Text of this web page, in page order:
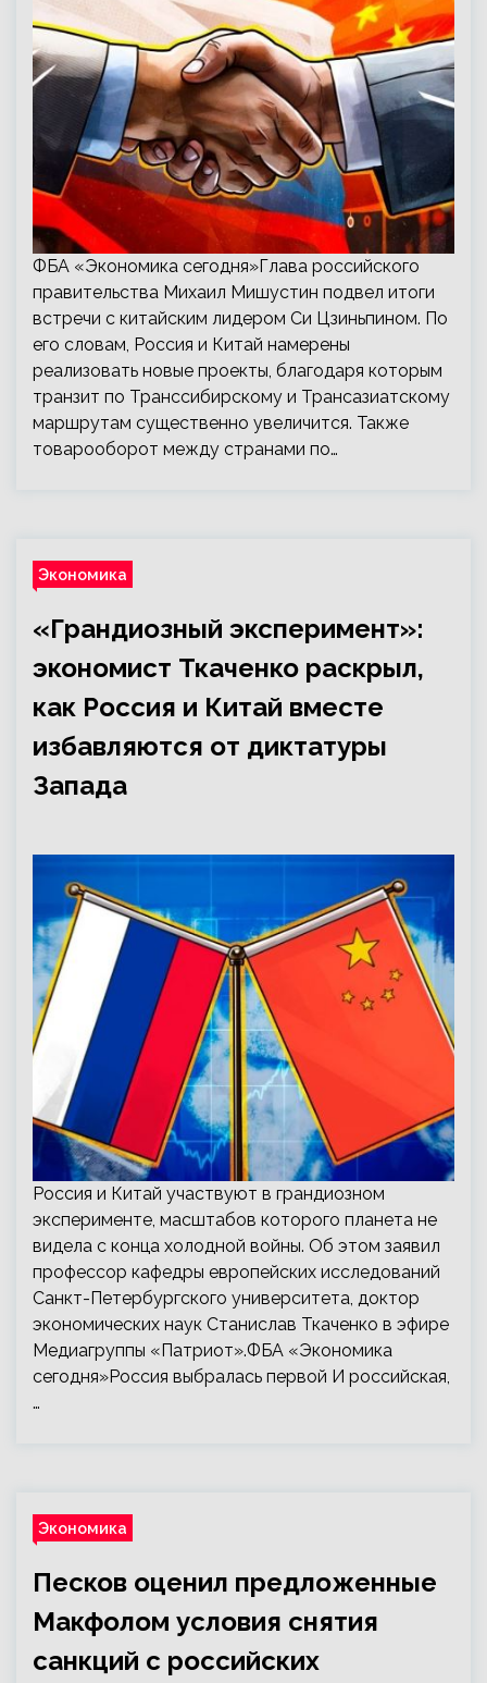
ФБА «Экономика сегодня»Глава российского
правительства Михаил Мишустин подвел итоги
встречи с китайским лидером Си Цзиньпином. По
его словам, Россия и Китай намерены
реализовать новые проекты, благодаря которым
транзит по Транссибирскому и Трансазиатскому
маршрутам существенно увеличится. Также
товарооборот между странами по…
Экономика
«Грандиозный эксперимент»:
экономист Ткаченко раскрыл,
как Россия и Китай вместе
избавляются от диктатуры
Запада
Россия и Китай участвуют в грандиозном
эксперименте, масштабов которого планета не
видела с конца холодной войны. Об этом заявил
профессор кафедры европейских исследований
Санкт-Петербургского университета, доктор
экономических наук Станислав Ткаченко в эфире
Медиагруппы «Патриот».ФБА «Экономика
сегодня»Россия выбралась первой И российская,
…
Экономика
Песков оценил предложенные
Макфолом условия снятия
санкций с российских